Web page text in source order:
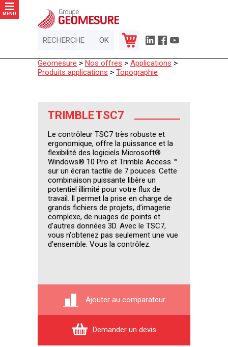
MENU
Geomesure > Nos offres > Applications >
Produits applications > Topographie
TRIMBLE TSC7
Le contrôleur TSC7 très robuste et
ergonomique, offre la puissance et la
flexibilité des logiciels Microsoft®
Windows® 10 Pro et Trimble Access ™
sur un écran tactile de 7 pouces. Cette
combinaison puissante libère un
potentiel illimité pour votre flux de
travail. Il permet la prise en charge de
grands fichiers de projets, d’imagerie
complexe, de nuages de points et
d’autres données 3D. Avec le TSC7,
vous n'obtenez pas seulement une vue
d'ensemble. Vous la contrôlez.
Ajouter au comparateur
Demander un devis
Panneau de gestion des cookies